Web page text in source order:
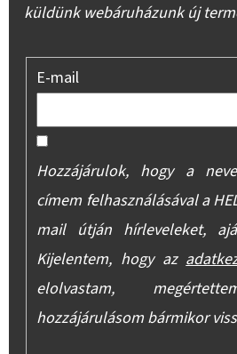
küldünk webáruházunk új
E-mail
Hozzájárulok, hogy a
címem felhasználásával a
mail útján hírleveleket,
Kijelentem, hogy az
elolvastam,
hozzájárulásom bármikor